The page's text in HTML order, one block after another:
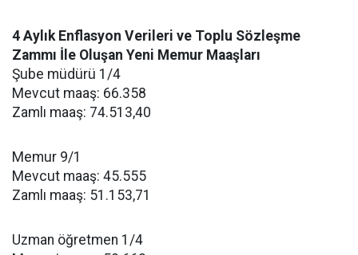
4 Aylık Enflasyon Verileri ve Toplu Sözleşme
Zammı İle Oluşan Yeni Memur Maaşları
Şube müdürü 1/4
Mevcut maaş: 66.358
Zamlı maaş: 74.513,40
Memur 9/1
Mevcut maaş: 45.555
Zamlı maaş: 51.153,71
Uzman öğretmen 1/4